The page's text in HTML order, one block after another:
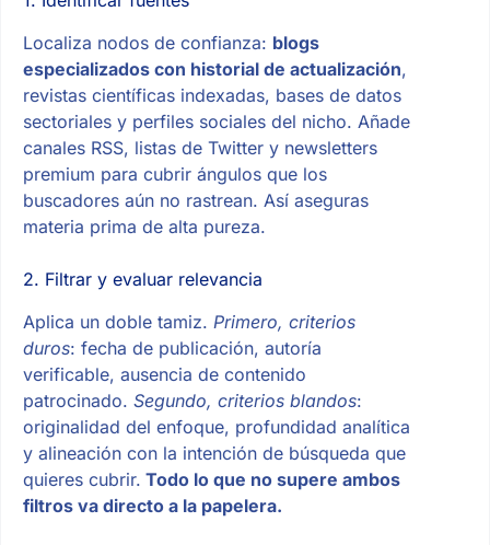
Localiza nodos de confianza: blogs
especializados con historial de actualización,
revistas científicas indexadas, bases de datos
sectoriales y perfiles sociales del nicho. Añade
canales RSS, listas de Twitter y newsletters
premium para cubrir ángulos que los
buscadores aún no rastrean. Así aseguras
materia prima de alta pureza.
2. Filtrar y evaluar relevancia
Aplica un doble tamiz. Primero, criterios
duros: fecha de publicación, autoría
verificable, ausencia de contenido
patrocinado. Segundo, criterios blandos:
originalidad del enfoque, profundidad analítica
y alineación con la intención de búsqueda que
quieres cubrir. Todo lo que no supere ambos
filtros va directo a la papelera.